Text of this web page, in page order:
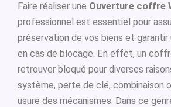
Faire réaliser une Ouverture coffre
professionnel est essentiel pour
préservation de vos biens et garantir
en cas de blocage. En effet, un
retrouver bloqué pour diverses
système, perte de clé, combinaison
usure des mécanismes. Dans ce